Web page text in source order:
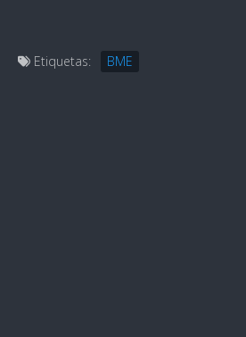
Etiquetas: BME